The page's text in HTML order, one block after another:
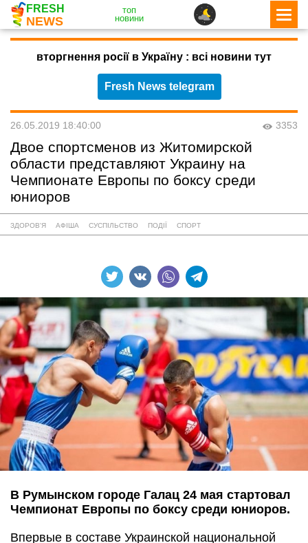
FRESH
NEWS
топ
новини
вторгнення росії в Україну : всі новини тут
Fresh News telegram
26.05.2019 18:40:00 3353
Двое спортсменов из Житомирской
области представляют Украину на
Чемпионате Европы по боксу среди
юниоров
ЗДОРОВ'Я АФІША СУСПІЛЬСТВО ПОДІЇ СПОРТ
В Румынском городе Галац 24 мая стартовал
Чемпионат Европы по боксу среди юниоров.
Впервые в составе Украинской национальной